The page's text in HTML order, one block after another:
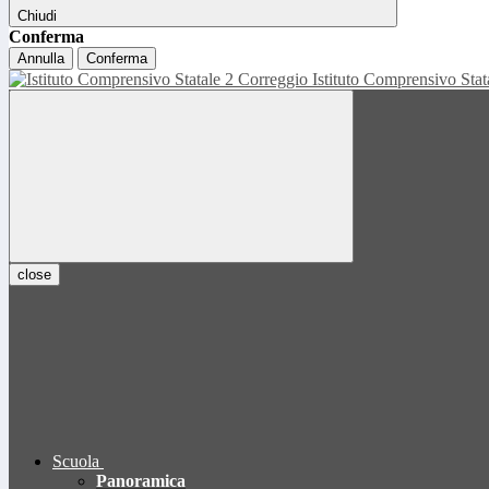
Chiudi
Conferma
Annulla Conferma
Istituto Comprensivo
close
Scuola
Panoramica